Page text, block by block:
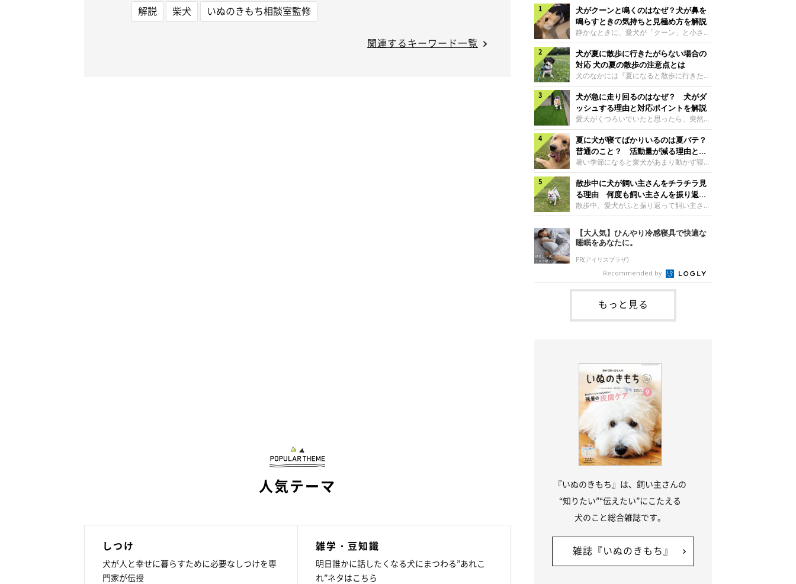
解説
柴犬 いぬのきもち相談室監修
関連するキーワード一覧
人気テーマ
しつけ
犬が人と幸せに暮らすために必要なしつけを専
門家が伝授
雑学・豆知識
明日誰かに話したくなる犬にまつわる”あれこ
れ”ネタはこちら
犬がクーンと鳴くのはなぜ？犬が鼻を
鳴らすときの気持ちと見極め方を解説
静かなときに、愛犬が「クーン」と小さく
鳴いたり、鼻を鳴らすような音を出したり
することはありませんか？ 大きく吠える
わけではない分、「不安なの？それとも何
かお願いしているの？」と気になる飼い主
さんもいるかもしれません。今回は、犬が
クーンと鳴く理由や鼻鳴らしの背景、見極
め方と対応のポイントなどについて、いぬ
のきもち獣医師相談室の原 駿太朗先生に
伺いました。クーンと鳴くのはどんな気持
ち？いぬのきもち投稿写真ギャラリー犬が
クーンと小さく鳴くときは、何らかの感情
を伝えようとしている場合があると考えら
れています。大
犬が夏に散歩に行きたがらない場合の
対応 犬の夏の散歩の注意点とは
犬のなかには『夏になると散歩に行きたが
らない、歩かなくなる』『暑い季節は散歩
の気配を察すると涼しい部屋から出ようと
しない』など散歩に行きたがらないコもい
るようです。愛犬の運動をさせてあげたい
のに、散歩に行きたがらない。このような
場合はどう対応すればよいのでしょうか？
「愛犬が夏に散歩に行きたがらない場合の
対応」について、いぬのきもち獣医師相談
室の白山さとこ先生に聞きました。Q.夏に
犬の散歩に行くときの注意点は？ いぬの
きもち投稿写真ギャラリーーー夏に愛犬と
散歩に行くときは、どのようなことに注意
をするとよい
犬が急に走り回るのはなぜ？ 犬がダ
ッシュする理由と対応ポイントを解説
愛犬がくつろいでいたと思ったら、突然部
屋の中を走り回り始める――そんな様子に
驚いたことはありませんか？ 急な動きに
「何が起きているの？」と戸惑う飼い主さ
んも多いでしょう。落ち着いていたはずな
のに、急にスイッチが入ったように見える
と不安になることもあります。今回は、犬
が急に走り回る理由や見極め方などについ
て、いぬのきもち獣医師相談室の岡本りさ
先生に伺いました。犬が急に走り回るのは
ラリー犬が突然走り回る行動は、必ずしも
珍しいものではないと考えられています。
体にたまったエ
夏に犬が寝てばかりいるのは夏バテ？
普通のこと？ 活動量が減る理由と対
策とは
暑い季節になると愛犬があまり動かず寝て
ばかりだと感じる飼い主さんはいません
か？その様子に、愛犬が夏バテで疲れてい
るのか、元気がないのかなど不安に感じる
方もいるのではないかと思います。 で
は、犬が寝てばかりいるときに対処が必要
かを見極める方法はあるのでしょうか？
「犬の活動量が夏に減る理由と対策」につ
いて、いぬのきもち獣医師相談室の山口み
き先生に話を聞きました。Q. 夏に犬の活
動量が減る理由は？ いぬのきもち投稿写
真ギャラリーーー夏に愛犬の活動量が減る
と感じる飼い主さんもいるようです。理由
としてどのようなこ
散歩中に犬が飼い主さんをチラチラ見
る理由 何度も飼い主さんを振り返る
のはなぜ？
散歩中、愛犬がふと振り返って飼い主さん
の様子を確認する…そんな場面に心当たり
はありませんか？ 何度もチラチラ見られ
ると、「何か気になることがあるの？」
「ちゃんと歩けているかな」と不安になる
ことがあるかもしれません。愛犬が歩きな
がら飼い主さんを振り返るしぐさには、ど
んな気持ちが隠れているのでしょうか。今
回は、犬が散歩中に飼い主さんを確認する
理由や注意すべきサインの見極めかた、対
応のポイントなどについて、いぬのきもち
獣医師相談室の原 駿太朗先生に伺いまし
【大人気】ひんやり冷感寝具で快適な
睡眠をあなたに。
PR(アイリスプラザ)
Recommended by
もっと見る
『いぬのきもち』は、飼い主さんの
“知りたい”“伝えたい”にこたえる
犬のこと総合雑誌です。
雑誌『いぬのきもち』